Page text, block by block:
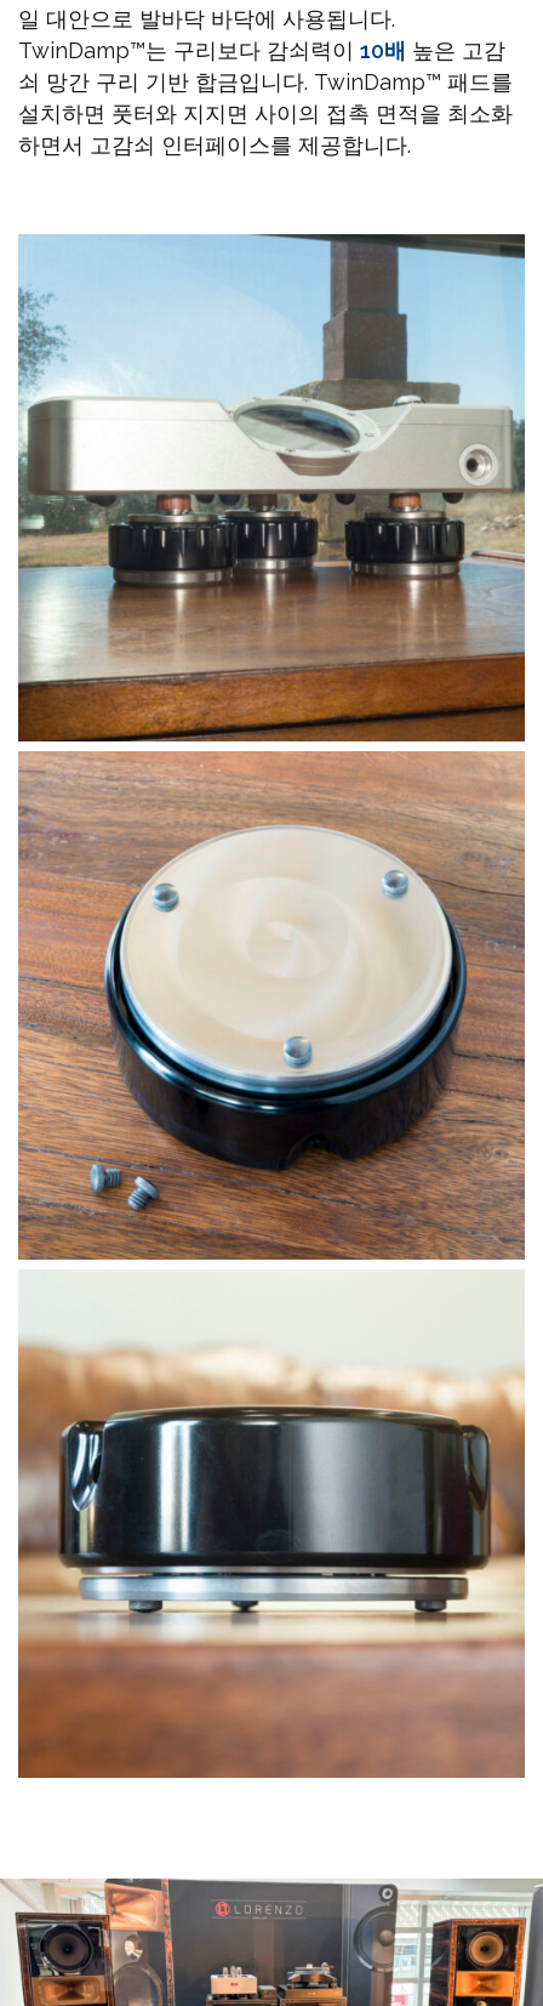
일 대안으로 발바닥 바닥에 사용됩니다.
TwinDamp™는 구리보다 감쇠력이 10배 높은 고감
쇠 망간 구리 기반 합금입니다. TwinDamp™ 패드를
설치하면 풋터와 지지면 사이의 접촉 면적을 최소화
하면서 고감쇠 인터페이스를 제공합니다.